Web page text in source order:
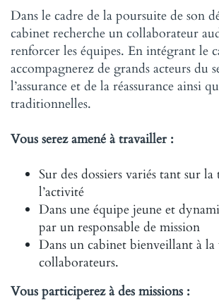
Dans le cadre de la poursuite de son
cabinet recherche un collaborateur
renforcer les équipes. En intégrant le
accompagnerez de grands acteurs du
l’assurance et de la réassurance ainsi
traditionnelles.
Vous serez amené à travailler :
Sur des dossiers variés tant sur
l’activité
Dans une équipe jeune et
par un responsable de mission
Dans un cabinet bienveillant à la
collaborateurs.
Vous participerez à des missions :